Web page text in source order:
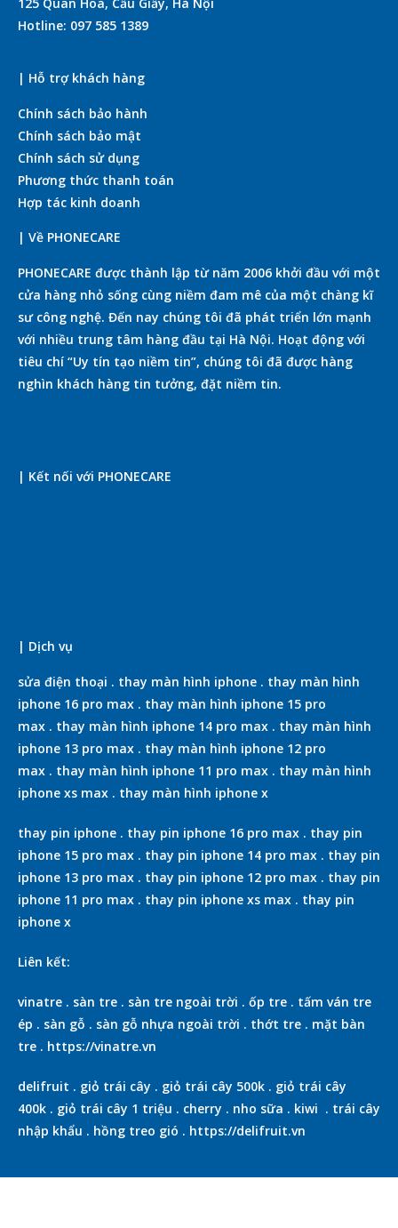
Hotline: 097 585 1389
| Hỗ trợ khách hàng
Chính sách bảo hành
Chính sách bảo mật
Chính sách sử dụng
Phương thức thanh toán
Hợp tác kinh doanh
| Về PHONECARE
PHONECARE được thành lập từ năm 2006 khởi đầu với một
cửa hàng nhỏ sống cùng niềm đam mê của một chàng kĩ
sư công nghệ. Đến nay chúng tôi đã phát triển lớn mạnh
với nhiều trung tâm hàng đầu tại Hà Nội. Hoạt động với
tiêu chí “Uy tín tạo niềm tin”, chúng tôi đã được hàng
nghìn khách hàng tin tưởng, đặt niềm tin.
| Kết nối với PHONECARE
| Dịch vụ
sửa điện thoại . thay màn hình iphone . thay màn hình
iphone 16 pro max . thay màn hình iphone 15 pro
max . thay màn hình iphone 14 pro max . thay màn hình
iphone 13 pro max . thay màn hình iphone 12 pro
max . thay màn hình iphone 11 pro max . thay màn hình
iphone xs max . thay màn hình iphone x
thay pin iphone . thay pin iphone 16 pro max . thay pin
iphone 15 pro max . thay pin iphone 14 pro max . thay pin
iphone 13 pro max . thay pin iphone 12 pro max . thay pin
iphone 11 pro max . thay pin iphone xs max . thay pin
iphone x
Liên kết:
vinatre . sàn tre . sàn tre ngoài trời . ốp tre . tấm ván tre
ép . sàn gỗ . sàn gỗ nhựa ngoài trời . thớt tre . mặt bàn
tre . https://vinatre.vn
delifruit . giỏ trái cây . giỏ trái cây 500k . giỏ trái cây
400k . giỏ trái cây 1 triệu . cherry . nho sữa . kiwi . trái cây
nhập khẩu . hồng treo gió . https://delifruit.vn